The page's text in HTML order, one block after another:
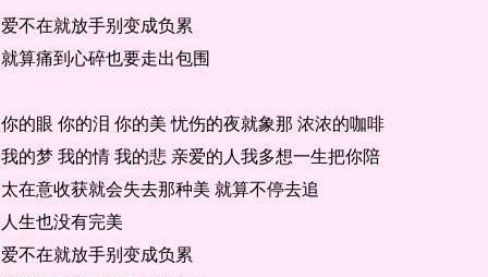
爱不在就放手别变成负累
就算痛到心碎也要走出包围
你的眼 你的泪 你的美 忧伤的夜就象那 浓浓的咖啡
我的梦 我的情 我的悲 亲爱的人我多想一生把你陪
太在意收获就会失去那种美 就算不停去追
人生也没有完美
爱不在就放手别变成负累